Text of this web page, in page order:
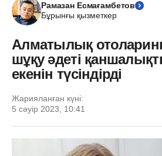
Рамазан Есмағамбетов
Бұрынғы қызметкер
Алматылық
шұқу әдеті
екенін түсіндірді
Жарияланған күні:
5 сәуір 2023, 10:41